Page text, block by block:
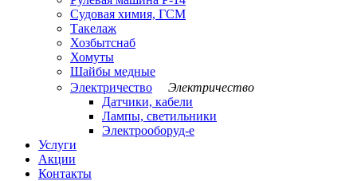
Судовая химия, ГСМ
Такелаж
Хозбытснаб
Хомуты
Шайбы медные
Электричество
Электричество
Датчики, кабели
Лампы, светильники
Электрооборуд-е
Услуги
Акции
Контакты